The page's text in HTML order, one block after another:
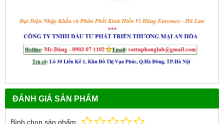
ĐÁNH GIÁ SẢN PHẨM
Bình chọn sản phẩm: